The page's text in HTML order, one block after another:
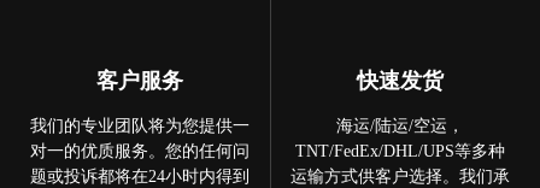
客户服务
我们的专业团队将为您提供一
对一的优质服务。您的任何问
题或投诉都将在24小时内得到
快速发货
海运/陆运/空运，
TNT/FedEx/DHL/UPS等多种
运输方式供客户选择。我们承